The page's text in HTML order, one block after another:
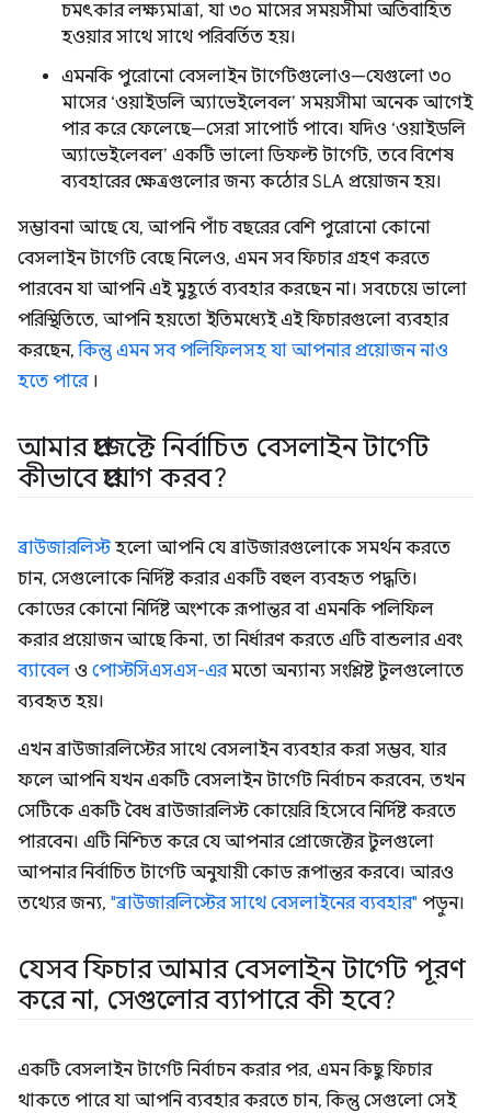
চমৎকার লক্ষ্যমাত্রা, যা ৩০ মাসের সময়সীমা অতিবাহিত
হওয়ার সাথে সাথে পরিবর্তিত হয়।
এমনকি পুরোনো বেসলাইন টার্গেটগুলোও—যেগুলো ৩০
মাসের ‘ওয়াইডলি অ্যাভেইলেবল’ সময়সীমা অনেক আগেই
পার করে ফেলেছে—সেরা সাপোর্ট পাবে। যদিও ‘ওয়াইডলি
অ্যাভেইলেবল’ একটি ভালো ডিফল্ট টার্গেট, তবে বিশেষ
ব্যবহারের ক্ষেত্রগুলোর জন্য কঠোর SLA প্রয়োজন হয়।
সম্ভাবনা আছে যে, আপনি পাঁচ বছরের বেশি পুরোনো কোনো
বেসলাইন টার্গেট বেছে নিলেও, এমন সব ফিচার গ্রহণ করতে
পারবেন যা আপনি এই মুহূর্তে ব্যবহার করছেন না। সবচেয়ে ভালো
পরিস্থিতিতে, আপনি হয়তো ইতিমধ্যেই এই ফিচারগুলো ব্যবহার
করছেন,কিন্তু এমন সব পলিফিলসহ যা আপনার প্রয়োজন নাও
হতে পারে।
আমার প্রজেক্টে নির্বাচিত বেসলাইন টার্গেট
কীভাবে প্রয়োগ করব?
ব্রাউজারলিস্টহলো আপনি যে ব্রাউজারগুলোকে সমর্থন করতে
চান, সেগুলোকে নির্দিষ্ট করার একটি বহুল ব্যবহৃত পদ্ধতি।
কোডের কোনো নির্দিষ্ট অংশকে রূপান্তর বা এমনকি পলিফিল
করার প্রয়োজন আছে কিনা, তা নির্ধারণ করতে এটি বান্ডলার এবং
ব্যাবেল ও পোস্টসিএসএস-এরমতো অন্যান্য সংশ্লিষ্ট টুলগুলোতে
ব্যবহৃত হয়।
এখন ব্রাউজারলিস্টের সাথে বেসলাইন ব্যবহার করা সম্ভব, যার
ফলে আপনি যখন একটি বেসলাইন টার্গেট নির্বাচন করবেন, তখন
সেটিকে একটি বৈধ ব্রাউজারলিস্ট কোয়েরি হিসেবে নির্দিষ্ট করতে
পারবেন। এটি নিশ্চিত করে যে আপনার প্রোজেক্টের টুলগুলো
আপনার নির্বাচিত টার্গেট অনুযায়ী কোড রূপান্তর করবে। আরও
তথ্যের জন্য, "ব্রাউজারলিস্টের সাথে বেসলাইনের ব্যবহার" পড়ুন।
যেসব ফিচার আমার বেসলাইন টার্গেট পূরণ
করে না, সেগুলোর ব্যাপারে কী হবে?
একটি বেসলাইন টার্গেট নির্বাচন করার পর, এমন কিছু ফিচার
থাকতে পারে যা আপনি ব্যবহার করতে চান, কিন্তু সেগুলো সেই